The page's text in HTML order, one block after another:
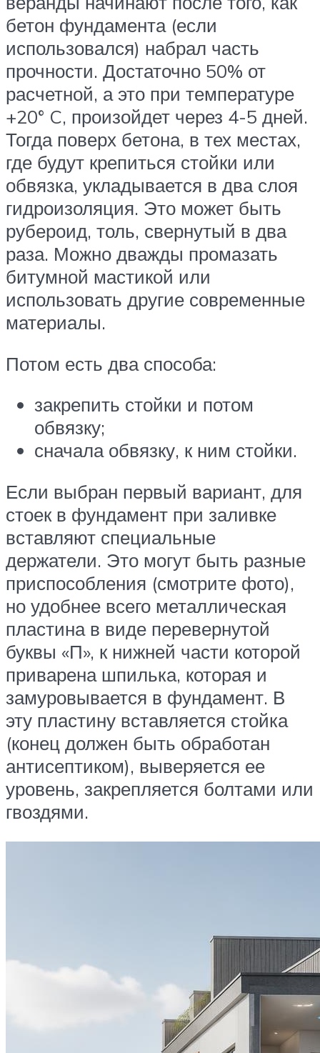
бетон фундамента (если
использовался) набрал часть
прочности. Достаточно 50% от
расчетной, а это при температуре
+20° C, произойдет через 4-5 дней.
Тогда поверх бетона, в тех местах,
где будут крепиться стойки или
обвязка, укладывается в два слоя
гидроизоляция. Это может быть
рубероид, толь, свернутый в два
раза. Можно дважды промазать
битумной мастикой или
использовать другие современные
материалы.
Потом есть два способа:
закрепить стойки и потом
обвязку;
сначала обвязку, к ним стойки.
Если выбран первый вариант, для
стоек в фундамент при заливке
вставляют специальные
держатели. Это могут быть разные
приспособления (смотрите фото),
но удобнее всего металлическая
пластина в виде перевернутой
буквы «П», к нижней части которой
приварена шпилька, которая и
замуровывается в фундамент. В
эту пластину вставляется стойка
(конец должен быть обработан
антисептиком), выверяется ее
уровень, закрепляется болтами или
гвоздями.